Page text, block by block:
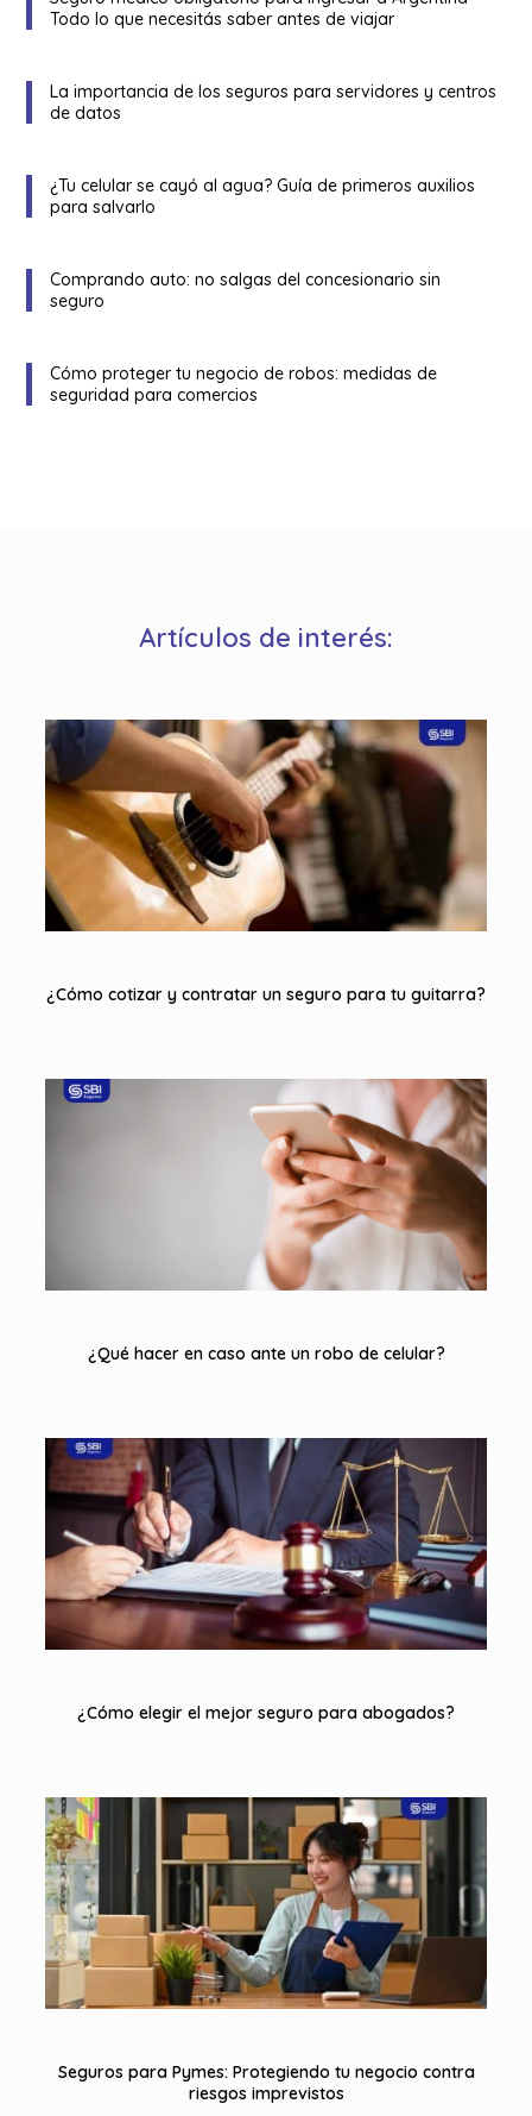
Todo lo que necesitás saber antes de viajar
La importancia de los seguros para servidores y centros
de datos
¿Tu celular se cayó al agua? Guía de primeros auxilios
para salvarlo
Comprando auto: no salgas del concesionario sin
seguro
Cómo proteger tu negocio de robos: medidas de
seguridad para comercios
Artículos de interés:
¿Cómo cotizar y contratar un seguro para tu guitarra?
¿Qué hacer en caso ante un robo de celular?
¿Cómo elegir el mejor seguro para abogados?
Seguros para Pymes: Protegiendo tu negocio contra
riesgos imprevistos